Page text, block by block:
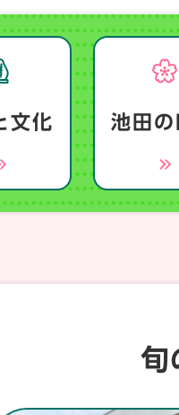
文化 池田の
旬